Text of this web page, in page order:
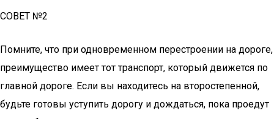
СОВЕТ №2
Помните, что при одновременном перестроении на дороге,
преимущество имеет тот транспорт, который движется по
главной дороге. Если вы находитесь на второстепенной,
будьте готовы уступить дорогу и дождаться, пока проедут